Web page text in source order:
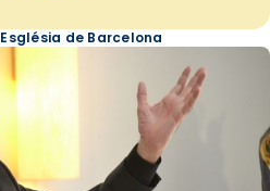
Església de Barcelona